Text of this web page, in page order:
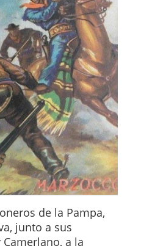
de la Pampa,
junto a sus
a la